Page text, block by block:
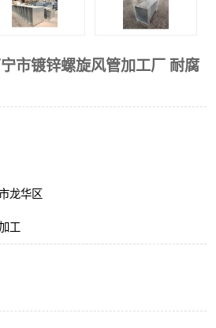
市镀锌螺旋风管加工厂 耐腐
龙华区
工
防火阀
百叶风口